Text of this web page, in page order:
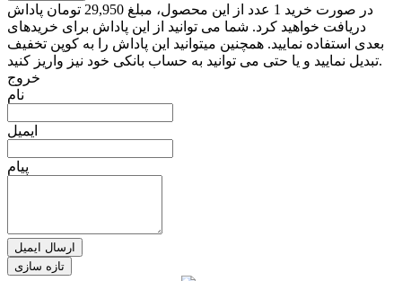
در صورت خرید 1 عدد از این محصول، مبلغ 29,950 تومان پاداش
دریافت خواهید کرد. شما می توانید از این پاداش برای خریدهای
بعدی استفاده نمایید. همچنین میتوانید این پاداش را به کوپن تخفیف
تبدیل نمایید و یا حتی می توانید به حساب بانکی خود نیز واریز کنید.
خروج
نام
ایمیل
پیام
ارسال ایمیل